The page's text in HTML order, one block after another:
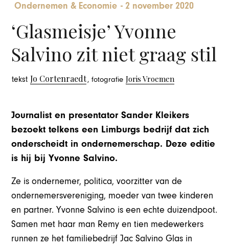
Ondernemen & Economie -2 november 2020
‘Glasmeisje’ Yvonne
Salvino zit niet graag stil
tekst Jo Cortenraedt, fotografieJoris Vroemen
Journalist en presentator Sander Kleikers
bezoekt telkens een Limburgs bedrijf dat zich
onderscheidt in ondernemerschap. Deze editie
is hij bij Yvonne Salvino.
Ze is ondernemer, politica, voorzitter van de
ondernemersvereniging, moeder van twee kinderen
en partner. Yvonne Salvino is een echte duizendpoot.
Samen met haar man Remy en tien medewerkers
runnen ze het familiebedrijf Jac Salvino Glas in